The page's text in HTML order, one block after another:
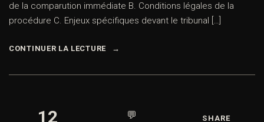
de la comparution immédiate B. Conditions légales de la
procédure C. Enjeux spécifiques devant le tribunal […]
CONTINUER LA LECTURE
12 💬 SHARE